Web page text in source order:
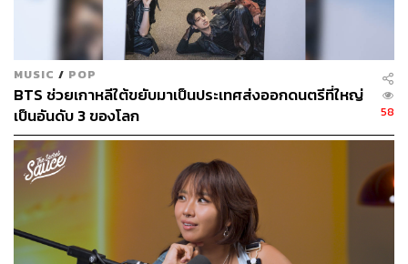
พัคโบกอมเริ่มเรียนเปียโนตั้งแต่ประถม ทั้งยังเป็นนักร้อง
ประสานเสียงและนักเปียโนประจำโบสถ์ แม้ว่าจะเบนเข็มไป
สนใจการว่ายน้ำจนได้เป็นนักกีฬาโรงเรียน แต่แล้วเขาก็เลือก
เข้าเรียนที่มหาวิทยาลัยมยองจีในสาขาภาพยนตร์และการ
ละคร ตามความฝันการเป็นนักร้องนักแต่งเพลงของเขา
ระหว่างที่เรียนไฮสคูล พัคโบกอมได้เริ่มส่งคลิปเดโมที่เขา
ร้องเพลงและเล่นเปียโนไปยังเอเจนซีต่างๆ ซึ่งต่อมาก็ได้รับข้อ
เสนอจาก SidusHQ ในปี 2011 โดยทางเอเจนซีได้แนะนำให้
พัคโบกอมลองเปลี่ยนความตั้งใจมาเป็นการทำงานด้านการ
แสดง เพราะเห็นว่าเขาทำสิ่งนี้ได้ดีกว่า ต่อมาในปี 2012 พัค
โบกอมย้ายไปอยู่สังกัด Blossom Entertainment ที่เป็นบริษัท
ต้นสังกัดของเขาจนถึงทุกวันนี้
MUSIC / POP
BTS ช่วยเกาหลีใต้ขยับมาเป็นประเทศส่งออกดนตรีที่ใหญ่
เป็นอันดับ 3 ของโลก
58